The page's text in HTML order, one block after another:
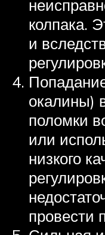
колпака.
и
окалины)
поломки
или
низкого
провести